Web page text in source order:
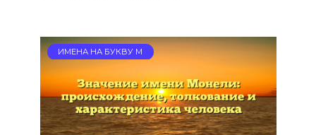
ИМЕНА НА БУКВУ М